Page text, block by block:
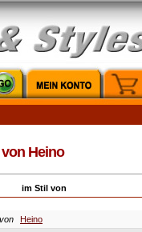
Heino
im Stil von
Heino